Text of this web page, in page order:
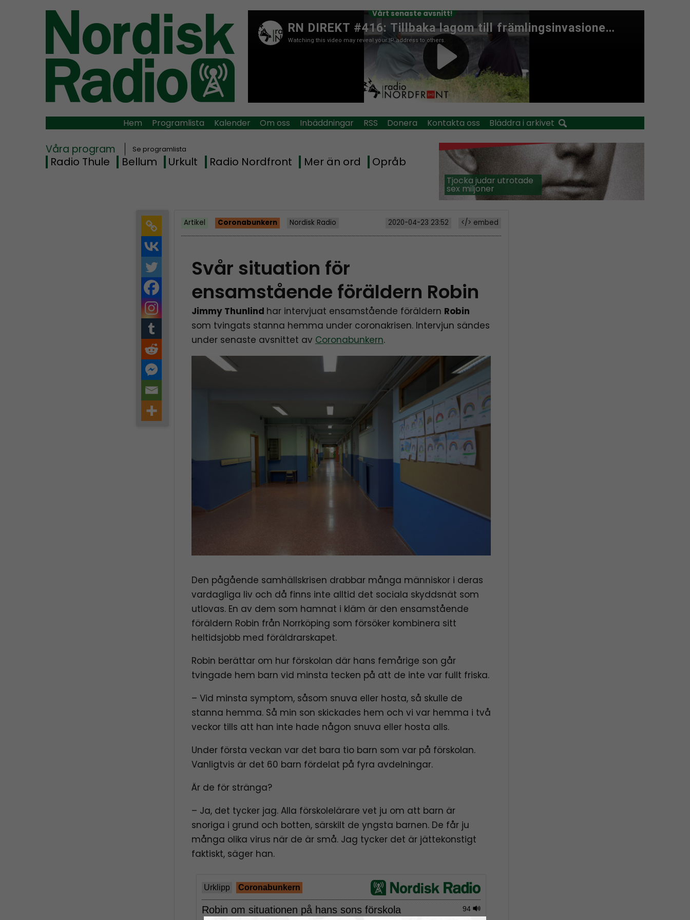
Vårt senaste avsnitt!
Hem Programlista Kalender Om oss Inbäddningar RSS Donera Kontakta oss Bläddra i arkivet
Våra program Se programlista
Radio Thule Bellum Urkult Radio Nordfront Mer än ord Opråb
Tjocka judar utrotade
sex miljoner
Artikel Coronabunkern Nordisk Radio 2020-04-23 23:52 </> embed
Svår situation för
ensamstående föräldern Robin
Jimmy Thunlind har intervjuat ensamstående föräldern Robin
som tvingats stanna hemma under coronakrisen. Intervjun sändes
under senaste avsnittet av Coronabunkern.
Den pågående samhällskrisen drabbar många människor i deras
vardagliga liv och då finns inte alltid det sociala skyddsnät som
utlovas. En av dem som hamnat i kläm är den ensamstående
föräldern Robin från Norrköping som försöker kombinera sitt
heltidsjobb med föräldrarskapet.
Robin berättar om hur förskolan där hans femårige son går
tvingade hem barn vid minsta tecken på att de inte var fullt friska.
– Vid minsta symptom, såsom snuva eller hosta, så skulle de
stanna hemma. Så min son skickades hem och vi var hemma i två
veckor tills att han inte hade någon snuva eller hosta alls.
Under första veckan var det bara tio barn som var på förskolan.
Vanligtvis är det 60 barn fördelat på fyra avdelningar.
Är de för stränga?
– Ja, det tycker jag. Alla förskolelärare vet ju om att barn är
snoriga i grund och botten, särskilt de yngsta barnen. De får ju
många olika virus när de är små. Jag tycker det är jättekonstigt
faktiskt, säger han.